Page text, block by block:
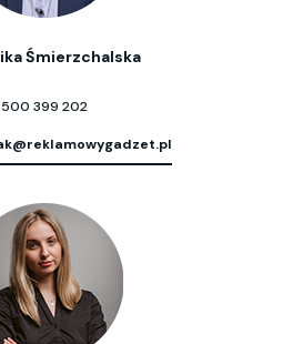
Śmierzchalska
500 399 202